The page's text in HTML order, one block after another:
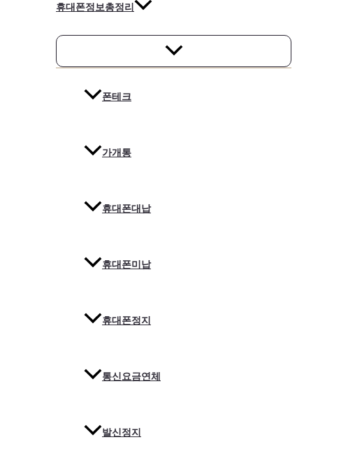
휴대폰정보총정리
폰테크
가개통
휴대폰대납
휴대폰미납
휴대폰정지
통신요금연체
발신정지